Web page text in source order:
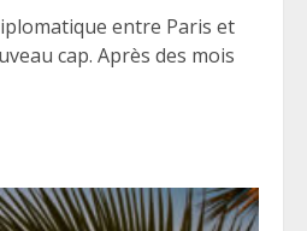
entre Paris et
cap. Après des mois